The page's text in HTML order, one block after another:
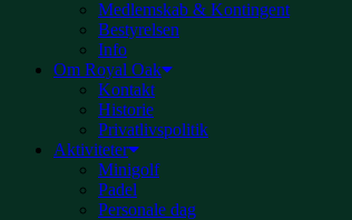
Medlemskab & Kontingent
Bestyrelsen
Info
Om Royal Oak
Kontakt
Historie
Privatlivspolitik
Aktiviteter
Minigolf
Padel
Personale dag